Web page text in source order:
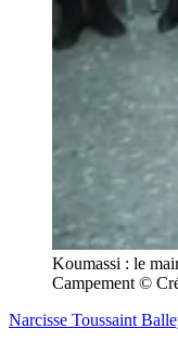
Koumassi : le
Campement ©
Narcisse Toussaint